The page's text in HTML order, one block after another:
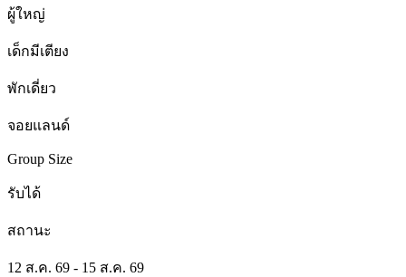
ผู้ใหญ่
เด็กมีเตียง
พักเดี่ยว
จอยแลนด์
Group Size
รับได้
สถานะ
12 ส.ค. 69 - 15 ส.ค. 69